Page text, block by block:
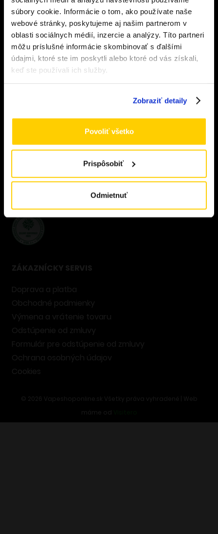
súbory cookie. Informácie o tom, ako používate naše
webové stránky, poskytujeme aj našim partnerom v
oblasti sociálnych médií, inzercie a analýzy. Títo partneri
môžu príslušné informácie skombinovať s ďalšími
údajmi, ktoré ste im poskytli alebo ktoré od vás získali,
keď ste používali ich služby.
Zobraziť detaily
Povoliť všetko
Prispôsobiť
Odmietnuť
Clearomizery
Príslušenstvo
Bázy a nikotín
Vodné fajky
Wishlist
Blog
ZÁKAZNÍCKY SERVIS
Doprava a platba
Obchodné podmienky
Výmena a vrátenie tovaru
Odstúpenie od zmluvy
Formulár pre odstúpenie od zmluvy
Ochrana osobných údajov
Cookies
© 2026
Vapeshoponline.sk Všetky práva vyhradené | Web
máme od
Musíte mať aspoň18rokov pre vstup.
ÁNO
NIE